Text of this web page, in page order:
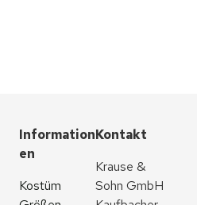
Information
en
Kostüm
Kontakt
Krause &
Sohn GmbH